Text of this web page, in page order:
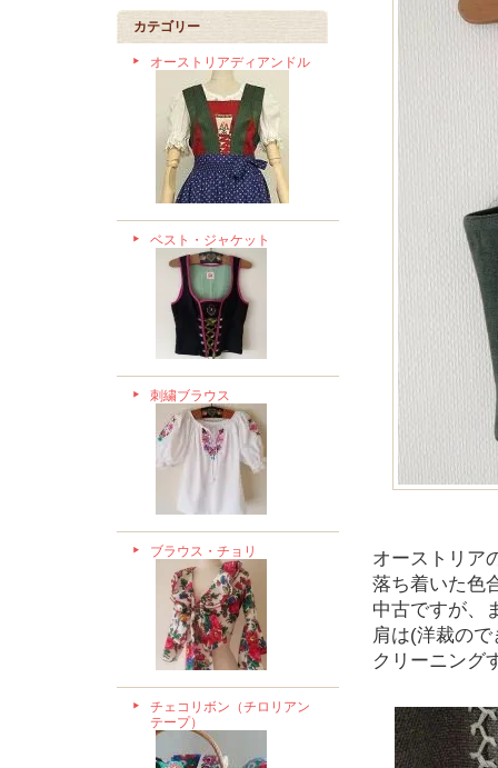
カテゴリー
オーストリアディアンドル
ベスト・ジャケット
刺繍ブラウス
ブラウス・チョリ
チェコリボン（チロリアン
テープ）
オーストリア
落ち着いた色
中古ですが、
肩は(洋裁の
クリーニング